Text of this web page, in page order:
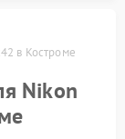
в Костроме
Nikon